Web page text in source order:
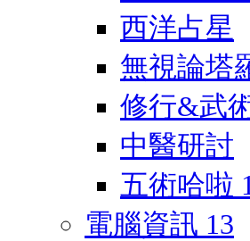
西洋占星
無視論塔
修行&武
中醫研討
五術哈啦 1
電腦資訊 13